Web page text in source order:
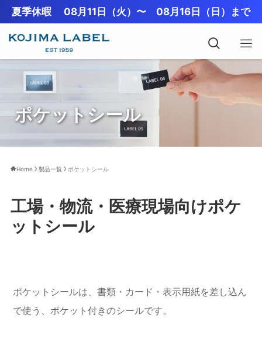
夏季休暇 08月11日（火）〜 08月16日（日）まで
ポケットシール
Home 製品一覧 ポケットシール
工場・物流・医療現場向けポケ
ットシール
ポケットシールは、書類・カード・表示用紙を差し込ん
で使う、ポケット付きのシールです。